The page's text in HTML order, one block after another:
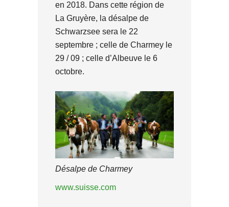
en 2018. Dans cette région de
La Gruyère, la désalpe de
Schwarzsee sera le 22
septembre ; celle de Charmey le
29 / 09 ; celle d’Albeuve le 6
octobre.
Désalpe de Charmey
www.suisse.com